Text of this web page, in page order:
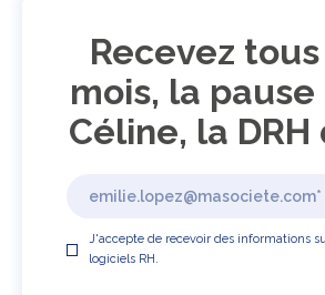
Recevez
mois, la pause
Céline, la DRH
J'accepte de recevoir des informations
logiciels RH.